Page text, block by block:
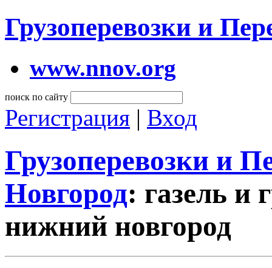
Грузоперевозки и
www.nnov.org
поиск по сайту
Регистрация | Вход
Грузоперевозки и
Новгород: газель и
нижний новгород